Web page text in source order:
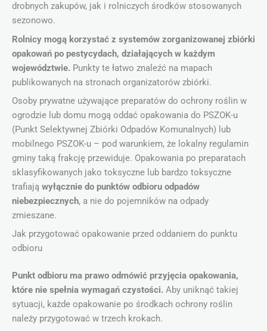
drobnych zakupów, jak i rolniczych środków stosowanych
sezonowo.
Rolnicy mogą korzystać z systemów zorganizowanej zbiórki
opakowań po pestycydach, działających w każdym
województwie. Punkty te łatwo znaleźć na mapach
publikowanych na stronach organizatorów zbiórki.
Osoby prywatne używające preparatów do ochrony roślin w
ogrodzie lub domu mogą oddać opakowania do PSZOK-u
(Punkt Selektywnej Zbiórki Odpadów Komunalnych) lub
mobilnego PSZOK-u – pod warunkiem, że lokalny regulamin
gminy taką frakcję przewiduje. Opakowania po preparatach
sklasyfikowanych jako toksyczne lub bardzo toksyczne
trafiają wyłącznie do punktów odbioru odpadów
niebezpiecznych, a nie do pojemników na odpady
zmieszane.
Jak przygotować opakowanie przed oddaniem do punktu
odbioru
Punkt odbioru ma prawo odmówić przyjęcia opakowania,
które nie spełnia wymagań czystości. Aby uniknąć takiej
sytuacji, każde opakowanie po środkach ochrony roślin
należy przygotować w trzech krokach.